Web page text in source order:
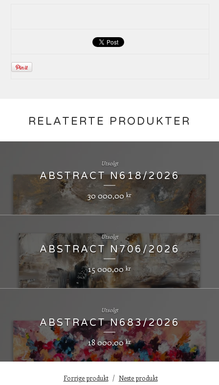
RELATERTE PRODUKTER
ABSTRACT N618/2026
30 000,00 kr
Utsolgt
ABSTRACT N706/2026
15 000,00kr
Utsolgt
ABSTRACT N683/2026
18 000,00kr
Utsolgt
Forrige produkt Neste produkt